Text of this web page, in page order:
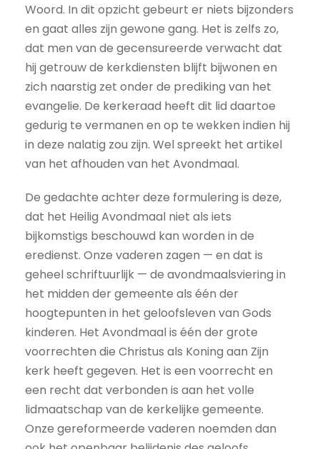
Woord. In dit opzicht gebeurt er niets bijzonders
en gaat alles zijn gewone gang. Het is zelfs zo,
dat men van de gecensureerde verwacht dat
hij getrouw de kerkdiensten blijft bijwonen en
zich naarstig zet onder de prediking van het
evangelie. De kerkeraad heeft dit lid daartoe
gedurig te vermanen en op te wekken indien hij
in deze nalatig zou zijn. Wel spreekt het artikel
van het afhouden van het Avondmaal.
De gedachte achter deze formulering is deze,
dat het Heilig Avondmaal niet als iets
bijkomstigs beschouwd kan worden in de
eredienst. Onze vaderen zagen — en dat is
geheel schriftuurlijk — de avondmaalsviering in
het midden der gemeente als één der
hoogtepunten in het geloofsleven van Gods
kinderen. Het Avondmaal is één der grote
voorrechten die Christus als Koning aan Zijn
kerk heeft gegeven. Het is een voorrecht en
een recht dat verbonden is aan het volle
lidmaatschap van de kerkelijke gemeente.
Onze gereformeerde vaderen noemden dan